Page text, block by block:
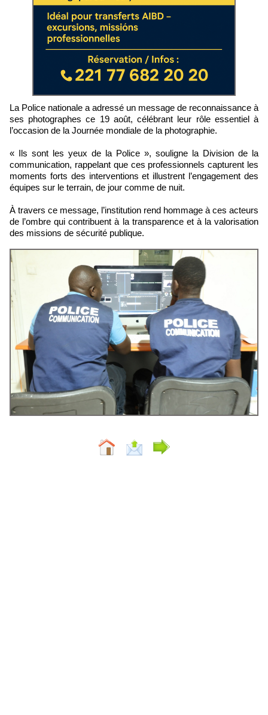
La Police nationale a adressé un message de reconnaissance à
ses photographes ce 19 août, célébrant leur rôle essentiel à
l’occasion de la Journée mondiale de la photographie.
« Ils sont les yeux de la Police », souligne la Division de la
communication, rappelant que ces professionnels capturent les
moments forts des interventions et illustrent l’engagement des
équipes sur le terrain, de jour comme de nuit.
À travers ce message, l’institution rend hommage à ces acteurs
de l’ombre qui contribuent à la transparence et à la valorisation
des missions de sécurité publique.